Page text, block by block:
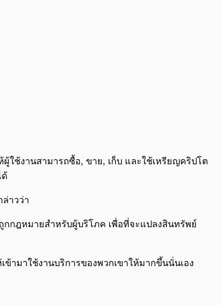
ผู้ใช้งานสามารถซื้อ, ขาย, เก็บ และใช้เหรียญคริปโต
ด้
ล่าวว่า
กกฎหมายสำหรับผู้บริโภค เพื่อที่จะแปลงสินทรัพย์
ข้ามาใช้งานบริการของพวกเขาให้มากขึ้นนั่นเอง